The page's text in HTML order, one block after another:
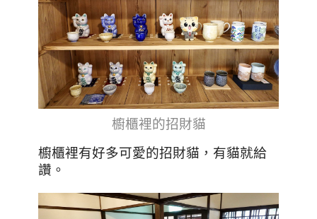
櫥櫃裡的招財貓
櫥櫃裡有好多可愛的招財貓，有貓就給
讚。